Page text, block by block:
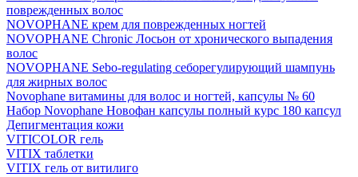
поврежденных волос
NOVOPHANE крем для поврежденных ногтей
NOVOPHANE Chronic Лосьон от хронического выпадения
волос
NOVOPHANE Sebo-regulating себорегулирующий шампунь
для жирных волос
Novophane витамины для волос и ногтей, капсулы № 60
Набор Novophane Новофан капсулы полный курс 180 капсул
Депигментация кожи
VITICOLOR гель
VITIX таблетки
VITIX гель от витилиго